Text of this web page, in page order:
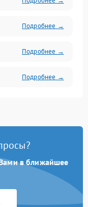
Подробнее →
Подробнее →
Подробнее →
в ближайшее